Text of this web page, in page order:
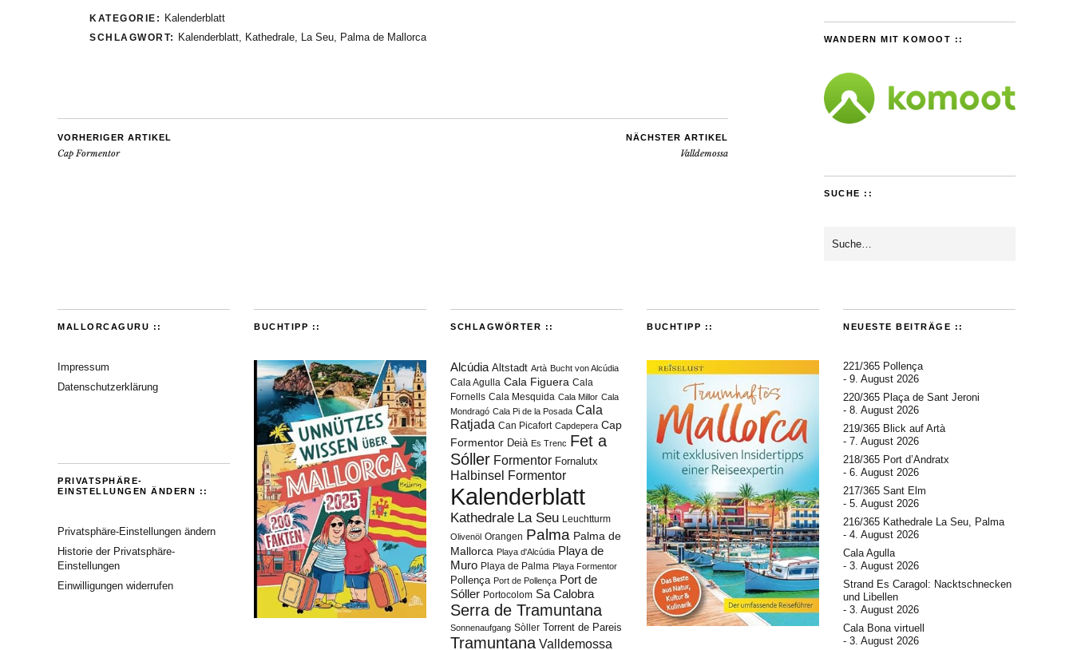
KATEGORIE: Kalenderblatt
SCHLAGWORT: Kalenderblatt, Kathedrale, La Seu, Palma de Mallorca
VORHERIGER ARTIKEL
Cap Formentor
NÄCHSTER ARTIKEL
Valldemossa
WANDERN MIT KOMOOT ::
SUCHE ::
MALLORCAGURU ::
Impressum
Datenschutzerklärung
PRIVATSPHÄRE-
EINSTELLUNGEN ÄNDERN ::
Privatsphäre-Einstellungen ändern
Historie der Privatsphäre-
Einstellungen
Einwilligungen widerrufen
BUCHTIPP :: SCHLAGWÖRTER ::
Alcúdia Altstadt Artà Bucht von Alcúdia
Cala Agulla Cala Figuera Cala
Fornells Cala Mesquida Cala Millor Cala
Mondragó Cala Pi de la Posada Cala
Ratjada Can Picafort Capdepera Cap
Formentor Deià Es Trenc Fet a
Sóller Formentor Fornalutx
Halbinsel Formentor
Kalenderblatt
Kathedrale La Seu Leuchtturm
Olivenöl Orangen Palma Palma de
Mallorca Playa d'Alcúdia Playa de
Muro Playa de Palma Playa Formentor
Pollença Port de Pollença Port de
Sóller Portocolom Sa Calobra
Serra de Tramuntana
Sonnenaufgang Sòller Torrent de Pareis
Tramuntana Valldemossa
BUCHTIPP :: NEUESTE BEITRÄGE ::
221/365 Pollença
9. August 2026
220/365 Plaça de Sant Jeroni
8. August 2026
219/365 Blick auf Artà
7. August 2026
218/365 Port d’Andratx
6. August 2026
217/365 Sant Elm
5. August 2026
216/365 Kathedrale La Seu, Palma
4. August 2026
Cala Agulla
3. August 2026
Strand Es Caragol: Nacktschnecken
und Libellen
3. August 2026
Cala Bona virtuell
3. August 2026